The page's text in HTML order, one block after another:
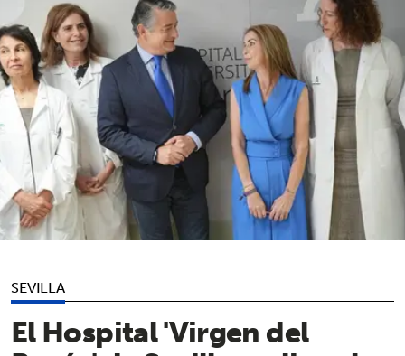
SEVILLA
El Hospital 'Virgen del